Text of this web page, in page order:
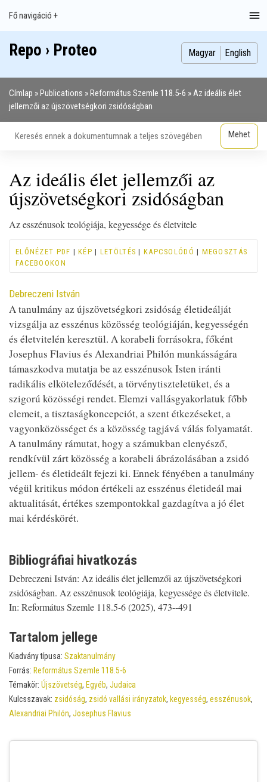
Main
navigation
Fő navigáció +
Index
Publikációk
Szakdolgozatok
Képek
Szerzők
Repo › Proteo Magyar English
Morzsa
Címlap Publications Református Szemle 118.5-6
Az ideális élet
jellemzői az újszövetségkori zsidóságban
Az ideális élet jellemzői az
újszövetségkori zsidóságban
Az esszénusok teológiája, kegyessége és életvitele
ELŐNÉZET PDF |KÉP | LETÖLTÉS | KAPCSOLÓDÓ | MEGOSZTÁS
FACEBOOKON
Contributor
Debreczeni István
A tanulmány az újszövetségkori zsidóság életideálját
vizsgálja az esszénus közösség teológiáján, kegyességén
és életvitelén keresztül. A korabeli forrásokra, főként
Josephus Flavius és Alexandriai Philón munkásságára
támaszkodva mutatja be az esszénusok Isten iránti
radikális elköteleződését, a törvénytiszteletüket, és a
szigorú közösségi rendet. Elemzi vallásgyakorlatuk főbb
elemeit, a tisztaságkoncepciót, a szent étkezéseket, a
vagyonközösséget és a közösség tagjává válás folyamatát.
A tanulmány rámutat, hogy a számukban elenyésző,
rendkívül zárt közösség a korabeli ábrázolásában a zsidó
jellem- és életideált fejezi ki. Ennek fényében a tanulmány
végül kritikus módon értékeli az esszénus életideál mai
aktualitását, értékes szempontokkal gazdagítva a jó élet
mai kérdéskörét.
Bibliográfiai hivatkozás
Debreczeni István: Az ideális élet jellemzői az újszövetségkori
zsidóságban. Az esszénusok teológiája, kegyessége és életvitele.
In: Református Szemle 118.5-6 (2025), 473--491
Tartalom jellege
Kiadvány típusa: Szaktanulmány
Forrás: Református Szemle 118.5-6
Témakör: Újszövetség, Egyéb, Judaica
Kulcsszavak: zsidóság, zsidó vallási irányzatok, kegyesség, esszénusok,
Alexandriai Philón, Josephus Flavius